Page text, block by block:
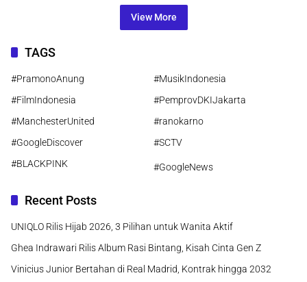
View More
TAGS
#PramonoAnung
#MusikIndonesia
#FilmIndonesia
#PemprovDKIJakarta
#ManchesterUnited
#ranokarno
#GoogleDiscover
#SCTV
#BLACKPINK
#GoogleNews
Recent Posts
UNIQLO Rilis Hijab 2026, 3 Pilihan untuk Wanita Aktif
Ghea Indrawari Rilis Album Rasi Bintang, Kisah Cinta Gen Z
Vinicius Junior Bertahan di Real Madrid, Kontrak hingga 2032